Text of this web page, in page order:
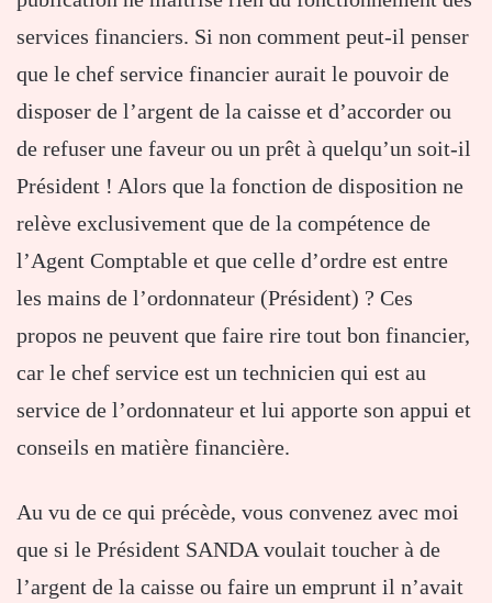
services financiers. Si non comment peut-il penser
que le chef service financier aurait le pouvoir de
disposer de l’argent de la caisse et d’accorder ou
de refuser une faveur ou un prêt à quelqu’un soit-il
Président ! Alors que la fonction de disposition ne
relève exclusivement que de la compétence de
l’Agent Comptable et que celle d’ordre est entre
les mains de l’ordonnateur (Président) ? Ces
propos ne peuvent que faire rire tout bon financier,
car le chef service est un technicien qui est au
service de l’ordonnateur et lui apporte son appui et
conseils en matière financière.
Au vu de ce qui précède, vous convenez avec moi
que si le Président SANDA voulait toucher à de
l’argent de la caisse ou faire un emprunt il n’avait